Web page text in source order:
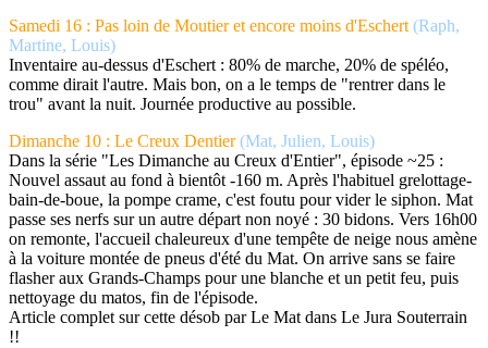
Samedi 16 : Pas loin de Moutier et encore moins d'Eschert (Raph,
Martine, Louis)
Inventaire au-dessus d'Eschert : 80% de marche, 20% de spéléo,
comme dirait l'autre. Mais bon, on a le temps de "rentrer dans le
trou" avant la nuit. Journée productive au possible.
Dimanche 10 : Le Creux Dentier(Mat, Julien, Louis)
Dans la série "Les Dimanche au Creux d'Entier", épisode ~25 :
Nouvel assaut au fond à bientôt -160 m. Après l'habituel grelottage-
bain-de-boue, la pompe crame, c'est foutu pour vider le siphon. Mat
passe ses nerfs sur un autre départ non noyé : 30 bidons. Vers 16h00
on remonte, l'accueil chaleureux d'une tempête de neige nous amène
à la voiture montée de pneus d'été du Mat. On arrive sans se faire
flasher aux Grands-Champs pour une blanche et un petit feu, puis
nettoyage du matos, fin de l'épisode.
Article complet sur cette désob par Le Mat dans Le Jura Souterrain
!!